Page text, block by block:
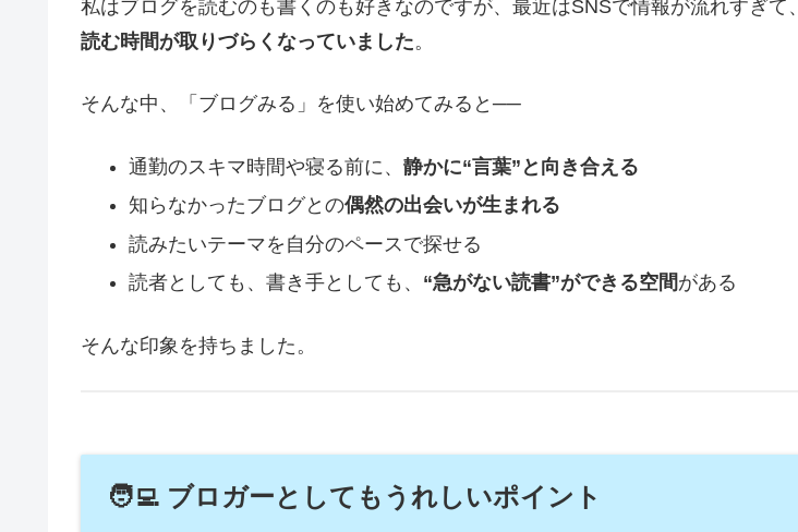
私はブログを読むのも書くのも好きなのですが、最近はSNSで情報が流れすぎて、
読む時間が取りづらくなっていました。
そんな中、「ブログみる」を使い始めてみると──
通勤のスキマ時間や寝る前に、 静かに“言葉”と向き合える
知らなかったブログとの偶然の出会いが生まれる
読みたいテーマを自分のペースで探せる
読者としても、書き手としても、 “急がない読書”ができる空間がある
そんな印象を持ちました。
🧑‍💻 ブロガーとしてもうれしいポイント